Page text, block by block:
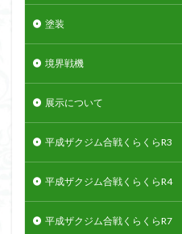
塗装
境界戦機
展示について
平成ザクジム合戦くらくらR3
平成ザクジム合戦くらくらR4
平成ザクジム合戦くらくらR7